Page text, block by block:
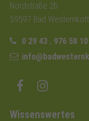
Nordstraße 2b
59597 Bad
0 29 43 . 976 58 10
Wissenswertes